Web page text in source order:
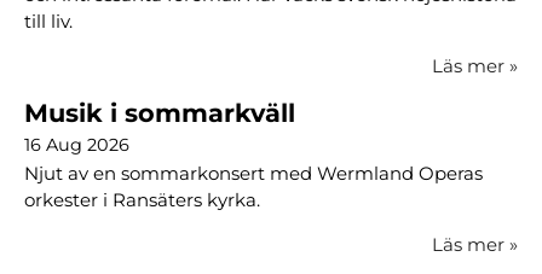
till liv.
Läs mer »
Musik i sommarkväll
16 Aug 2026
Njut av en sommarkonsert med Wermland Operas
orkester i Ransäters kyrka.
Läs mer »